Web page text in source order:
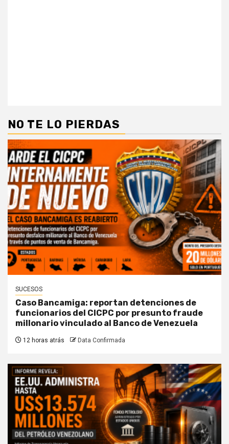
NO TE LO PIERDAS
SUCESOS
Caso Bancamiga: reportan detenciones de
funcionarios del CICPC por presunto fraude
millonario vinculado al Banco de Venezuela
12 horas atrás Data Confirmada